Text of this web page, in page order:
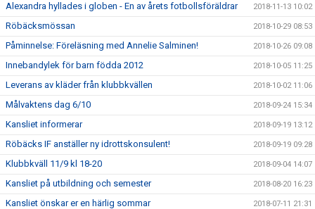
Alexandra hyllades i globen - En av årets fotbollsföräldrar 2018-11-13 10:02
Röbäcksmössan 2018-10-29 08:53
Påminnelse: Föreläsning med Annelie Salminen! 2018-10-26 09:08
Innebandylek för barn födda 2012 2018-10-05 11:25
Leverans av kläder från klubbkvällen 2018-10-02 11:06
Målvaktens dag 6/10 2018-09-24 15:34
Kansliet informerar 2018-09-19 13:12
Röbäcks IF anställer ny idrottskonsulent! 2018-09-19 09:28
Klubbkväll 11/9 kl 18-20 2018-09-04 14:07
Kansliet på utbildning och semester 2018-08-20 16:23
Kansliet önskar er en härlig sommar 2018-07-11 21:31